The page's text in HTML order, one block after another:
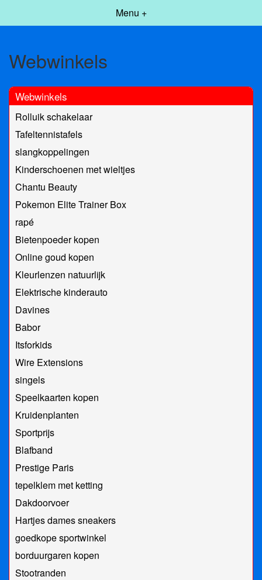
Menu +
Webwinkels
Webwinkels
Rolluik schakelaar
Tafeltennistafels
slangkoppelingen
Kinderschoenen met wieltjes
Chantu Beauty
Pokemon Elite Trainer Box
rapé
Bietenpoeder kopen
Online goud kopen
Kleurlenzen natuurlijk
Elektrische kinderauto
Davines
Babor
Itsforkids
Wire Extensions
singels
Speelkaarten kopen
Kruidenplanten
Sportprijs
Blafband
Prestige Paris
tepelklem met ketting
Dakdoorvoer
Hartjes dames sneakers
goedkope sportwinkel
borduurgaren kopen
Stootranden